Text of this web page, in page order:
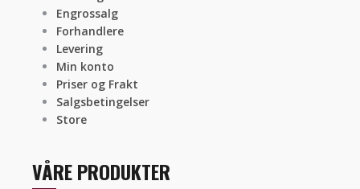
Engrossalg
Forhandlere
Levering
Min konto
Priser og Frakt
Salgsbetingelser
Store
VÅRE PRODUKTER